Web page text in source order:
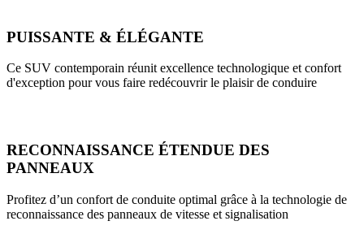
PUISSANTE & ÉLÉGANTE
Ce SUV contemporain réunit excellence technologique et confort
d'exception pour vous faire redécouvrir le plaisir de conduire
RECONNAISSANCE ÉTENDUE DES
PANNEAUX
Profitez d’un confort de conduite optimal grâce à la technologie de
reconnaissance des panneaux de vitesse et signalisation